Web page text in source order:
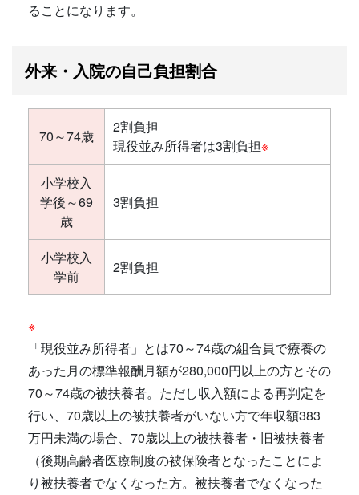
ることになります。
外来・入院の自己負担割合
70～74歳
2割負担
現役並み所得者は3割負担※
小学校入
学後～69
歳
3割負担
小学校入
学前
2割負担
※
「現役並み所得者」とは70～74歳の組合員で療養の
あった月の標準報酬月額が280,000円以上の方とその
70～74歳の被扶養者。ただし収入額による再判定を
行い、70歳以上の被扶養者がいない方で年収額383
万円未満の場合、70歳以上の被扶養者・旧被扶養者
（後期高齢者医療制度の被保険者となったことによ
り被扶養者でなくなった方。被扶養者でなくなった